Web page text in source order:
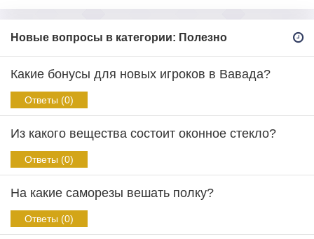
Новые вопросы в категории: Полезно
Какие бонусы для новых игроков в Вавада?
Ответы (0)
Из какого вещества состоит оконное стекло?
Ответы (0)
На какие саморезы вешать полку?
Ответы (0)